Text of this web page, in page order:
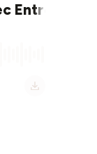
Entrevue